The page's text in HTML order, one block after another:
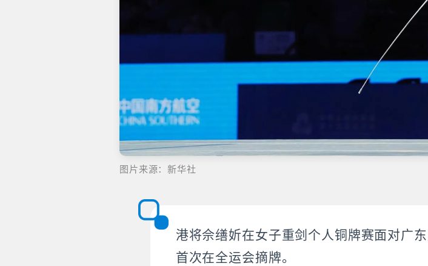
图片来源：新华社
港将佘缮妡在女子重剑个人铜牌赛面对广
首次在全运会摘牌。